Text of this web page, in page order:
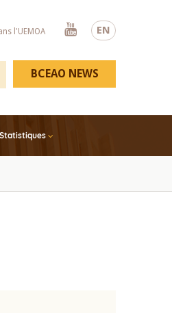
EN
l'UEMOA
Youtube
Statistiques
BCEAO NEWS